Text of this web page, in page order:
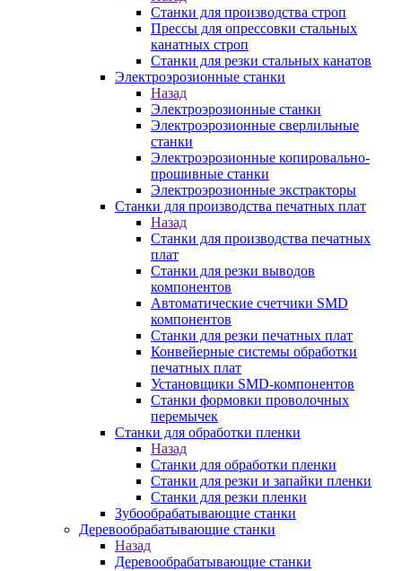
Станки для производства строп
Прессы для опрессовки стальных
канатных строп
Станки для резки стальных канатов
Электроэрозионные станки
Назад
Электроэрозионные станки
Электроэрозионные сверлильные
станки
Электроэрозионные копировально-
прошивные станки
Электроэрозионные экстракторы
Станки для производства печатных плат
Назад
Станки для производства печатных
плат
Станки для резки выводов
компонентов
Автоматические счетчики SMD
компонентов
Станки для резки печатных плат
Конвейерные системы обработки
печатных плат
Установщики SMD-компонентов
Станки формовки проволочных
перемычек
Станки для обработки пленки
Назад
Станки для обработки пленки
Станки для резки и запайки пленки
Станки для резки пленки
Зубообрабатывающие станки
Деревообрабатывающие станки
Назад
Деревообрабатывающие станки